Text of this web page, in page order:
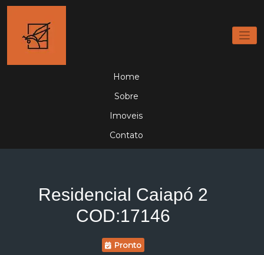
Home
Sobre
Imoveis
Contato
Residencial Caiapó 2
COD:17146
Pronto